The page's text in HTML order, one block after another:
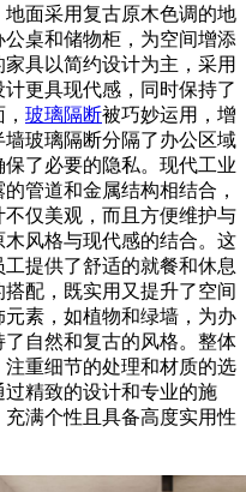
面采用复古原木色调的地
桌和储物柜，为空间增添
具以简约设计为主，采用
更具现代感，同时保持了
玻璃隔断被巧妙运用，增
玻璃隔断分隔了办公区域
保了必要的隐私。现代工业
管道和金属结构相结合，
仅美观，而且方便维护与
风格与现代感的结合。这
提供了舒适的就餐和休息
配，既实用又提升了空间
素，如植物和绿墙，为办
自然和复古的风格。整体
重细节的处理和材质的选
精致的设计和专业的施
满个性且具备高度实用性